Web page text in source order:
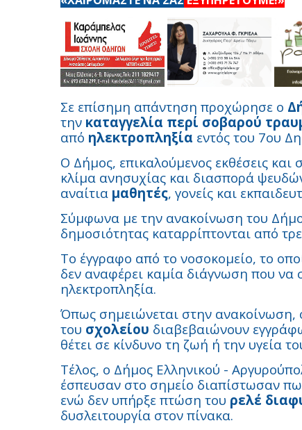
Σε επίσημη απάντηση προχώρησε ο
την καταγγελία περί σοβαρού
από ηλεκτροπληξία εντός του 7ου
Ο Δήμος, επικαλούμενος εκθέσεις και
κλίμα ανησυχίας και διασπορά
αναίτια μαθητές, γονείς και
Σύμφωνα με την ανακοίνωση του
δημοσιότητας καταρρίπτονται από
Το έγγραφο από το νοσοκομείο, το
δεν αναφέρει καμία διάγνωση που να
ηλεκτροπληξία.
Όπως σημειώνεται στην ανακοίνωση,
του σχολείου διαβεβαιώνουν
θέτει σε κίνδυνο τη ζωή ή την υγεία
Τέλος, ο Δήμος Ελληνικού -
έσπευσαν στο σημείο διαπίστωσαν
ενώ δεν υπήρξε πτώση του ρελέ
δυσλειτουργία στον πίνακα.